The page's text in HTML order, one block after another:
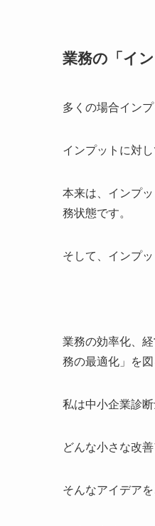
業務の「イ
多くの場合イン
インプットに対
本来は、インプ
務状態です。
そして、インプ
業務の効率化、
務の最適化」を図
私は中小企業診
どんな小さな改
そんなアイデア